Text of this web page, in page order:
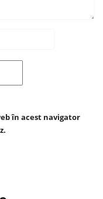
în acest navigator